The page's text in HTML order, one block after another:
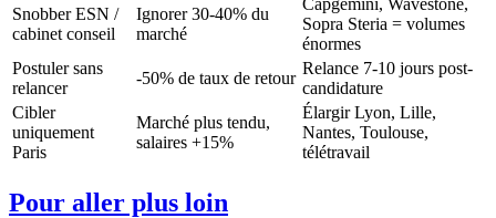
Snobber ESN /
cabinet conseil
Ignorer 30-40% du
marché
Capgemini, Wavestone,
Sopra Steria = volumes
énormes
Postuler sans
relancer
-50% de taux de retour
Relance 7-10 jours post-
candidature
Cibler
uniquement
Paris
Marché plus tendu,
salaires +15%
Élargir Lyon, Lille,
Nantes, Toulouse,
télétravail
Pour aller plus loin